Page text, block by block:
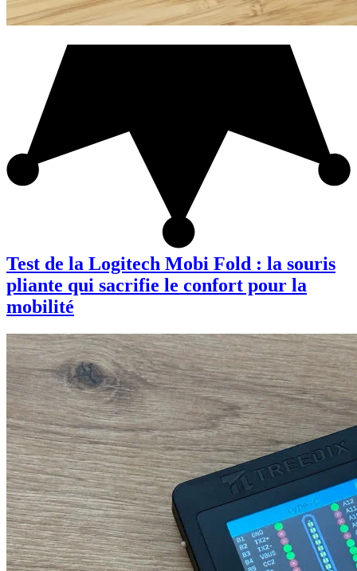
Test de la Logitech Mobi Fold : la souris
pliante qui sacrifie le confort pour la
mobilité